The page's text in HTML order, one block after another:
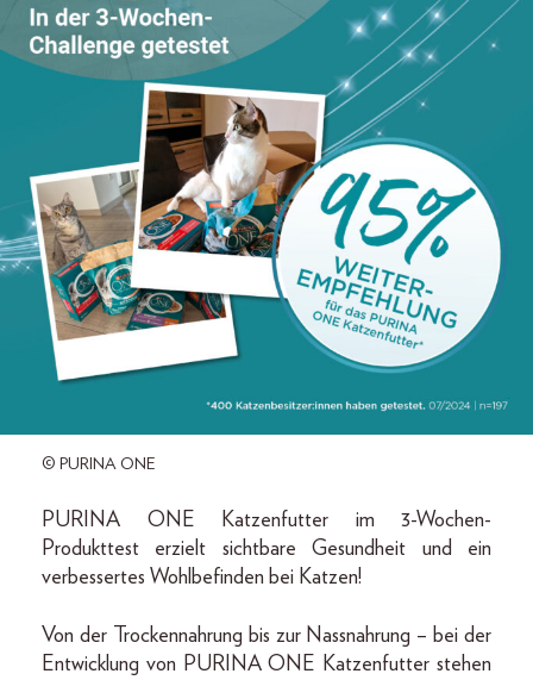
© PURINA ONE
PURINA ONE Katzenfutter im 3-Wochen-
Produkttest erzielt sichtbare Gesundheit und ein
verbessertes Wohlbefinden bei Katzen!
Von der Trockennahrung bis zur Nassnahrung – bei der
Entwicklung von PURINA ONE Katzenfutter stehen